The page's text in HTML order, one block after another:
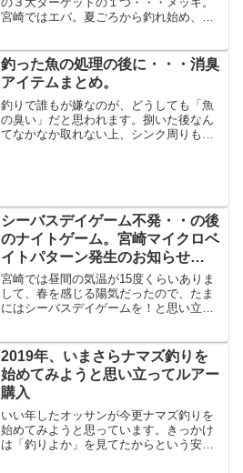
宮崎ではエバ。夏ごろから釣れ始め、秋
に聞いてもあまり釣れていない模様。
twitterで他の地域の...
釣った魚の処理の後に・・・消臭
アイテムまとめ。
釣りで誰もが嫌なのが、どうしても「魚
の臭い」だと思われます。捌いた後なん
てなかなか取れない上、シンク周りも生
シーバスデイゲーム不発・・の後
のナイトゲーム。宮崎マイクロベ
イトパターン発生のお知らせ
（2018/2/17）【2018年2月釣
行】
宮崎では昼間の気温が15度くらいありま
して、春を感じる陽気だったので、たま
にはシーバスデイゲームを！と思い立っ
納得行かずナイトゲームに行ってきまし
た。到着直後からライズ...
2019年、いまさらナマズ釣りを
始めてみようと思い立ってルアー
購入
いい年したオッサンが今更ナマズ釣りを
始めてみようと思っています。きっかけ
は「釣りよか」を見てたからという安直